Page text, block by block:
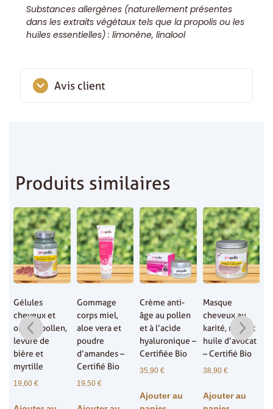
Substances allergènes (naturellement présentes
dans les extraits végétaux tels que la propolis ou les
huiles essentielles) : limonène, linalool
Avis client
Produits similaires
Gélules
cheveux et
ongles pollen,
levure de
bière et
myrtille
19,60€
Gommage
corps miel,
aloe vera et
poudre
d’amandes –
Certifié Bio
19,50 €
Crème anti-
âge au pollen
et à l’acide
hyaluronique –
Certifiée Bio
35,90€
Ajouter au
Masque
cheveux au
karité, miel et
huile d’avocat
– Certifié Bio
38,90 €
Ajouter au